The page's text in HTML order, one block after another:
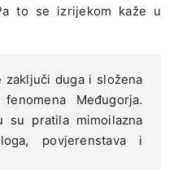
to se izrijekom kaže u
zaključi duga i složena
Međugorja.
pratila mimoilazna
povjerenstava i